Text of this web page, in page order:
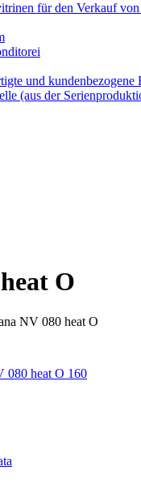
für den Verkauf
und kundenbezogene
(aus der
O
NV 080 heat O